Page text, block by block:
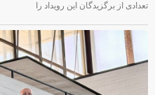
تعدادی از برگزیدگان این رویداد را